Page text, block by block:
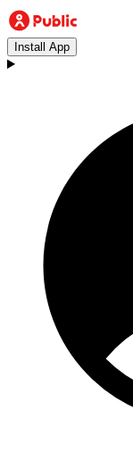
Install App